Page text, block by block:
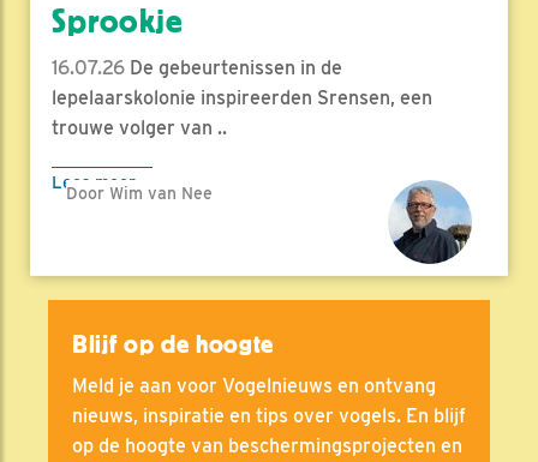
Sprookje
16.07.26 De gebeurtenissen in de
lepelaarskolonie inspireerden Srensen, een
trouwe volger van ..
Lees meer
Door Wim van Nee
Blijf op de hoogte
Meld je aan voor Vogelnieuws en ontvang
nieuws, inspiratie en tips over vogels. En blijf
op de hoogte van beschermingsprojecten en